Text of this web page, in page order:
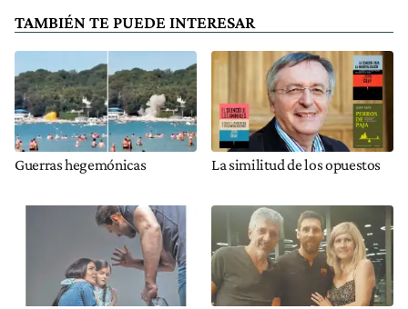
TAMBIÉN TE PUEDE INTERESAR
Guerras hegemónicas La similitud de los opuestos